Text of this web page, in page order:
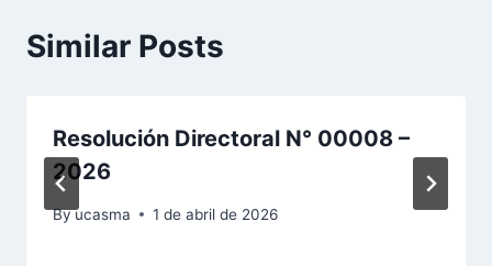
Similar Posts
Resolución Directoral N° 00008 –
2026
Byucasma 1 de abril de 2026